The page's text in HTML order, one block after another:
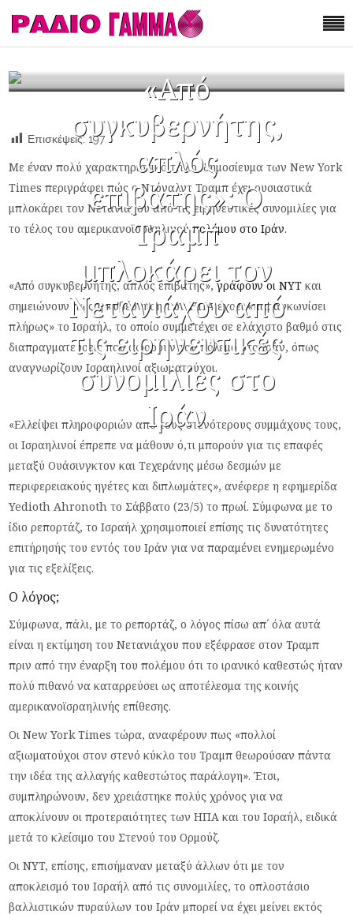
«Από
συγκυβερνήτης,
απλός
επιβάτης»: Ο
Τραμπ
μπλοκάρει τον
Νετανιάχου από
τις ειρηνευτικές
συνομιλίες στο
Ιράν
Επισκέψεις: 197
Με έναν πολύ χαρακτηριστικό τίτλο, δημοσίευμα των New York
Times περιγράφει πώς ο Ντόναλντ Τραμπ έχει ουσιαστικά
μπλοκάρει τον Νετανιάχου από τις ειρηνευτικές συνομιλίες για
το τέλος του αμερικανοϊσραηλινούπολέμου στο Ιράν.
«Από συγκυβερνήτης, απλός επιβάτης»,γράφουν οι NYT και
σημειώνουν πως η κυβέρνηση των ΗΠΑ έχοει «παραγκωνίσει
πλήρως» το Ισραήλ, το οποίο συμμετέχει σε ελάχιστο βαθμό στις
διαπραγματεύσεις που αφορούν τον πόλεμο στο Ιράν, όπως
αναγνωρίζουν Ισραηλινοί αξιωματούχοι.
«Ελλείψει πληροφοριών από τους στενότερους συμμάχους τους,
οι Ισραηλινοί έπρεπε να μάθουν ό,τι μπορούν για τις επαφές
μεταξύ Ουάσινγκτον και Τεχεράνης μέσω δεσμών με
περιφερειακούς ηγέτες και διπλωμάτες», ανέφερε η εφημερίδα
Yedioth Ahronoth το Σάββατο (23/5) το πρωί. Σύμφωνα με το
ίδιο ρεπορτάζ, το Ισραήλ χρησιμοποιεί επίσης τις δυνατότητες
επιτήρησής του εντός του Ιράν για να παραμένει ενημερωμένο
για τις εξελίξεις.
Ο λόγος;
Σύμφωνα, πάλι, με το ρεπορτάζ, ο λόγος πίσω απ΄ όλα αυτά
είναι η εκτίμηση του Νετανιάχου που εξέφρασε στον Τραμπ
πριν από την έναρξη του πολέμου ότι το ιρανικό καθεστώς ήταν
πολύ πιθανό να καταρρεύσει ως αποτέλεσμα της κοινής
αμερικανοϊσραηλινής επίθεσης.
Οι New York Times τώρα, αναφέρουν πως «πολλοί
αξιωματούχοι στον στενό κύκλο του Τραμπ θεωρούσαν πάντα
την ιδέα της αλλαγής καθεστώτος παράλογη». Έτσι,
συμπληρώνουν, δεν χρειάστηκε πολύς χρόνος για να
αποκλίνουν οι προτεραιότητες των ΗΠΑ και του Ισραήλ, ειδικά
μετά το κλείσιμο του Στενού του Ορμούζ.
Οι NYT, επίσης, επισήμαναν μεταξύ άλλων ότι με τον
αποκλεισμό του Ισραήλ από τις συνομιλίες, το οπλοστάσιο
βαλλιστικών πυραύλων του Ιράν μπορεί να έχει μείνει εκτός